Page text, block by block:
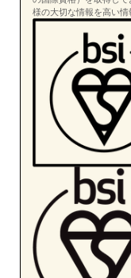
様の大切な情報を高い情